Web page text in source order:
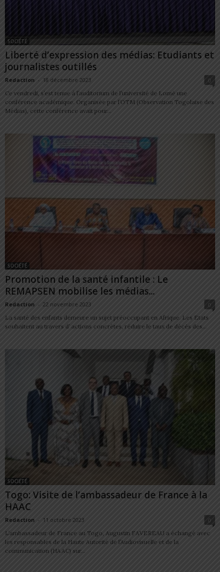
SOCIÉTÉ
Liberté d’expression des médias: Etudiants et
journalistes outillés
Redaction - 18 décembre 2023
0
Ce vendredi, s’est tenue à l’auditorium de l’université de Lomé une
conférence académique. Organisée par l’OTM (Observation Togolaise des
Médias), cette conférence avait pour...
SOCIÉTÉ
Promotion de la santé infantile : Le
REMAPSEN mobilise les médias...
Redaction - 22 novembre 2023
0
La santé des enfants demeure un sujet préoccupant en Afrique. Les Etats
souhaitent au travers d’ actions concrètes, réduire le taux de décès des...
SOCIÉTÉ
Togo: Visite de l’ambassadeur de France à la
HAAC
Redaction - 11 octobre 2023
0
L’ambassadeur de France au Togo, Augustin FAVEREAU a échangé avec
les responsables de la Haute Autorité de l’Audiovisuelle et de la
communication (HAAC) sur...